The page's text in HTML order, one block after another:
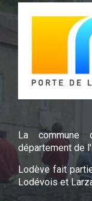
La
département de
Lodève fait
Lodévois et